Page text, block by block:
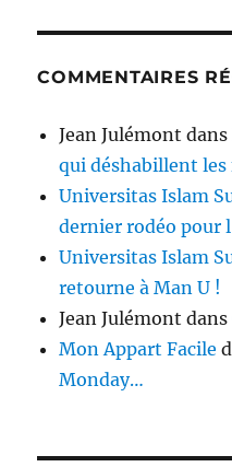
COMMENTAIRES
Jean Julémont dans
qui déshabillent les
Universitas Islam
dernier rodéo pour
Universitas Islam
retourne à Man U !
Jean Julémont dans
Mon Appart Facile
Monday…